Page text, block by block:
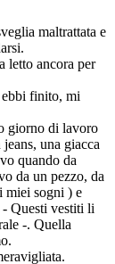
maltrattata e
letto ancora per
finito, mi
giorno di lavoro
una giacca
quando da
da un pezzo, da
miei sogni ) e
Questi vestiti li
-. Quella